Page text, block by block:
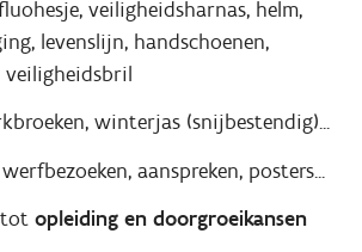
veiligheidsharnas, helm,
levenslijn, handschoenen,
veiligheidsbril
winterjas (snijbestendig)...
aanspreken, posters...
tot opleiding en doorgroeikansen